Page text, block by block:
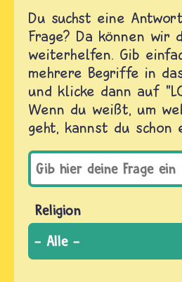
Du suchst eine
Frage? Da können wir
weiterhelfen. Gib
mehrere Begriffe in
und klicke dann auf
Wenn du weißt, um
geht, kannst du schon
Religion